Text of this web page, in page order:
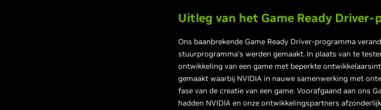
Uitleg van het Game Ready Driver-
Ons baanbrekende Game Ready Driver-programma
stuurprogramma's werden gemaakt. In plaats van te
ontwikkeling van een game met beperkte
gemaakt waarbij NVIDIA in nauwe samenwerking met
fase van de creatie van een game. Voorafgaand aan ons
hadden NVIDIA en onze ontwikkelingspartners